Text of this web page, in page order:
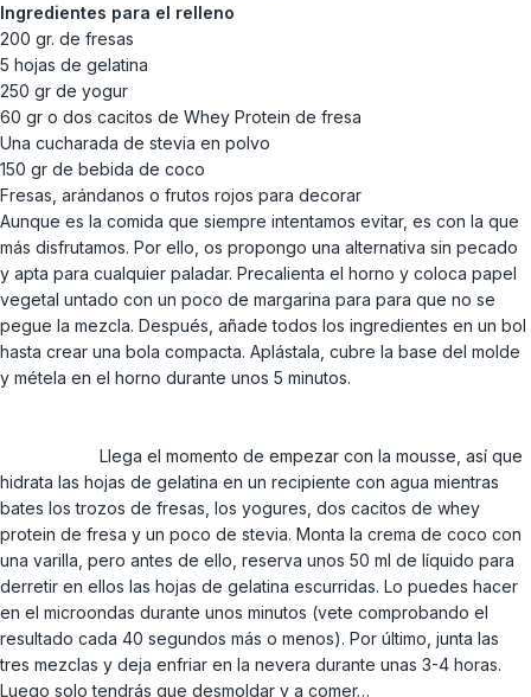
Ingredientes para el relleno
200 gr. de fresas
5 hojas de gelatina
250 gr de yogur
60 gr o dos cacitos de Whey Protein de fresa
Una cucharada de stevia en polvo
150 gr de bebida de coco
Fresas, arándanos o frutos rojos para decorar
Aunque es la comida que siempre intentamos evitar, es con la que
más disfrutamos. Por ello, os propongo una alternativa sin pecado
y apta para cualquier paladar. Precalienta el horno y coloca papel
vegetal untado con un poco de margarina para para que no se
pegue la mezcla. Después, añade todos los ingredientes en un bol
hasta crear una bola compacta. Aplástala, cubre la base del molde
y métela en el horno durante unos 5 minutos.
Llega el momento de empezar con la mousse, así que
hidrata las hojas de gelatina en un recipiente con agua mientras
bates los trozos de fresas, los yogures, dos cacitos de whey
protein de fresa y un poco de stevia. Monta la crema de coco con
una varilla, pero antes de ello, reserva unos 50 ml de líquido para
derretir en ellos las hojas de gelatina escurridas. Lo puedes hacer
en el microondas durante unos minutos (vete comprobando el
resultado cada 40 segundos más o menos). Por último, junta las
tres mezclas y deja enfriar en la nevera durante unas 3-4 horas.
Luego solo tendrás que desmoldar y a comer…